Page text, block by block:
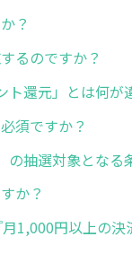
？
るのですか？
ト還元」とは何が
須ですか？
の抽選対象となる
か？
1,000円以上の